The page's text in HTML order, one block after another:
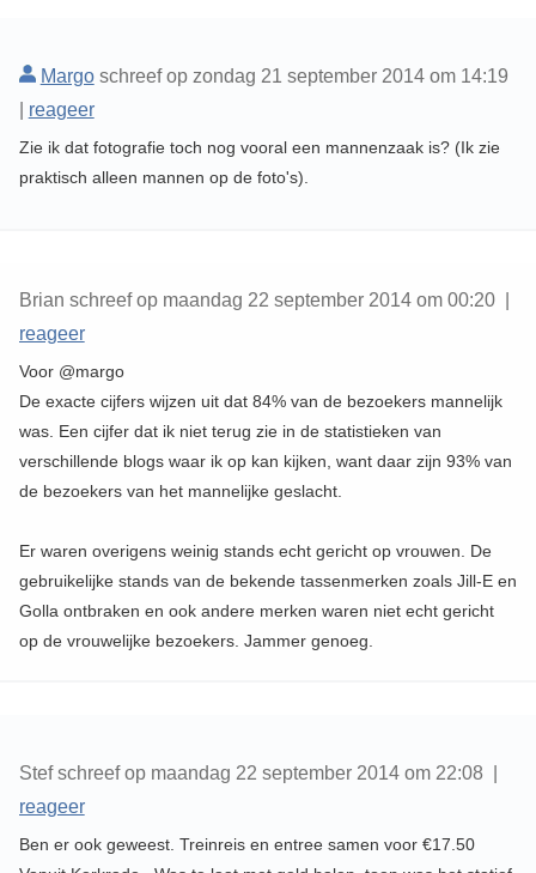
Margoschreef op zondag 21 september 2014 om 14:19
reageer
Zie ik dat fotografie toch nog vooral een mannenzaak is? (Ik zie
praktisch alleen mannen op de foto's).
Brian schreef op maandag 22 september 2014 om 00:20 |
reageer
Voor @margo
De exacte cijfers wijzen uit dat 84% van de bezoekers mannelijk
was. Een cijfer dat ik niet terug zie in de statistieken van
verschillende blogs waar ik op kan kijken, want daar zijn 93% van
de bezoekers van het mannelijke geslacht.
Er waren overigens weinig stands echt gericht op vrouwen. De
gebruikelijke stands van de bekende tassenmerken zoals Jill-E en
Golla ontbraken en ook andere merken waren niet echt gericht
op de vrouwelijke bezoekers. Jammer genoeg.
Stef schreef op maandag 22 september 2014 om 22:08 |
reageer
Ben er ook geweest. Treinreis en entree samen voor €17.50